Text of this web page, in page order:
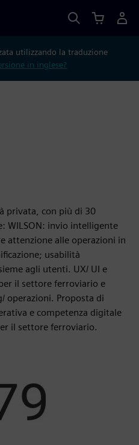
utilizzando la traduzione
in inglese?
privata, con più di 30
WILSON: invio intelligente
attenzione alle operazioni in
usabilità
agli utenti. UX/ UI e
il settore ferroviario e
operazioni. Proposta di
e competenza digitale
il settore ferroviario.